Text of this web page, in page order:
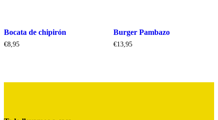
Bocata de chipirón
€8,95
Burger Pambazo
€13,95